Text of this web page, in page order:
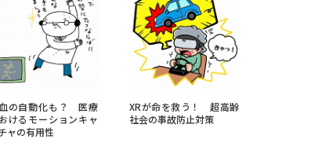
が入学を決めた理由
イド
の自動化も？ 医療
けるモーションキャ
ャの有用性
XRが命を救う！ 超高齢
社会の事故防止対策